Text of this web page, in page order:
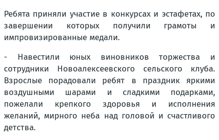
Ребята приняли участие в конкурсах и эстафетах, по
завершении которых получили грамоты и
импровизированные медали.
- Навестили юных виновников торжества и
сотрудники Новоалексеевского сельского клуба.
Взрослые порадовали ребят в праздник яркими
воздушными шарами и сладкими подарками,
пожелали крепкого здоровья и исполнения
желаний, мирного неба над головой и счастливого
детства.